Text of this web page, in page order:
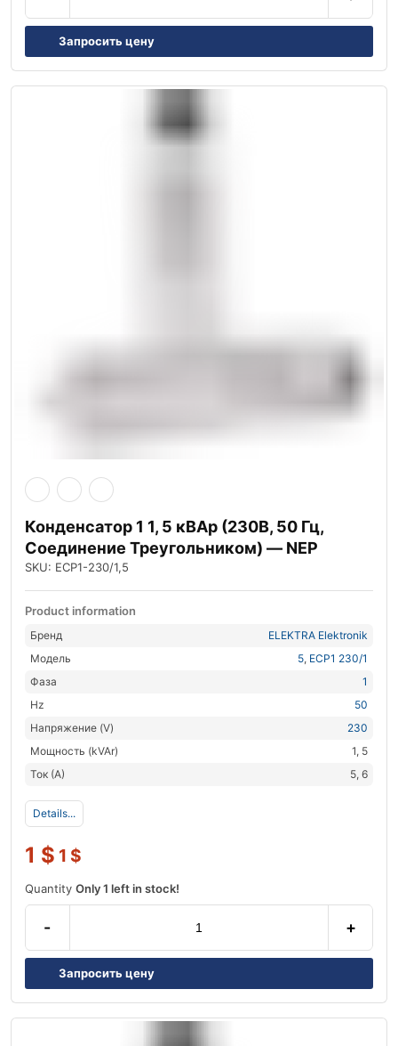
Запросить цену
Конденсатор 1 1, 5 кВАр (230В, 50 Гц,
Соединение Треугольником) — NEP
SKU: ECP1-230/1,5
Product information
Бренд
ELEKTRA Elektronik
Модель
5, ECP1 230/1
Фаза
1
Hz
50
Напряжение (V)
230
Мощность (kVAr)
1, 5
Ток (А)
5, 6
Details...
1 $ 1 $
Quantity Only 1 left in stock!
- +
Запросить цену